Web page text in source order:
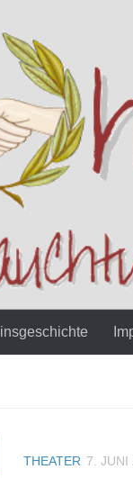
THEATER 7. JUNI